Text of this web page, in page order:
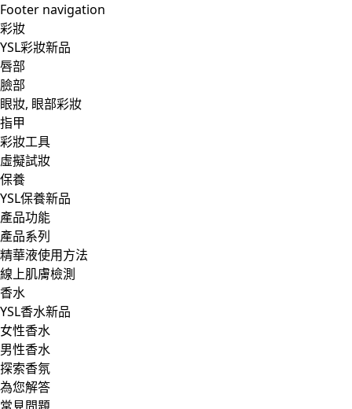
Footer navigation
彩妝
YSL彩妝新品
唇部
臉部
眼妝, 眼部彩妝
指甲
彩妝工具
虛擬試妝
保養
YSL保養新品
產品功能
產品系列
精華液使用方法
線上肌膚檢測
香水
YSL香水新品
女性香水
男性香水
探索香氛
為您解答